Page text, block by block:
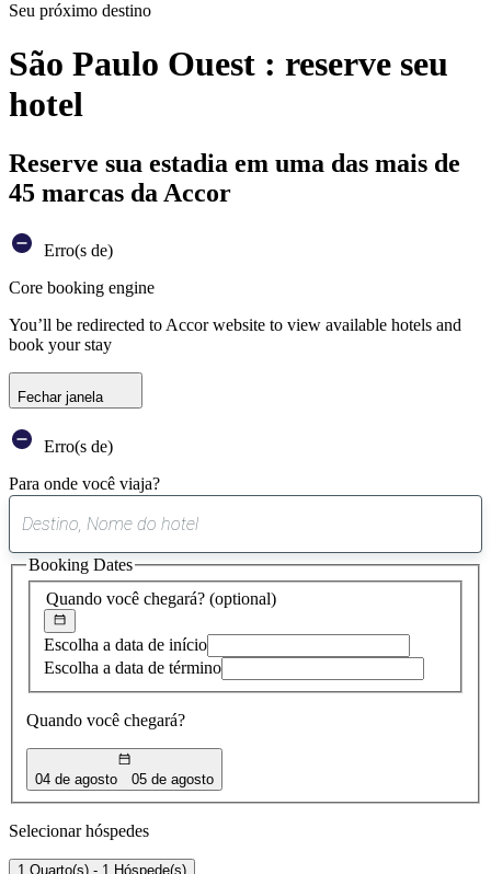
Seu próximo destino
São Paulo Ouest : reserve seu
hotel
Reserve sua estadia em uma das mais de
45 marcas da Accor
Erro(s de)
Core booking engine
You’ll be redirected to Accor website to view available hotels and
book your stay
Fechar janela
Erro(s de)
Para onde você viaja?
sugestão
encontrada
Quando você chegará? (optional)
Escolha a data de início
Escolha a data de término
Quando você chegará?
04 de agosto 05 de agosto
Booking Dates
Selecionar hóspedes
1 Quarto(s) - 1 Hóspede(s)